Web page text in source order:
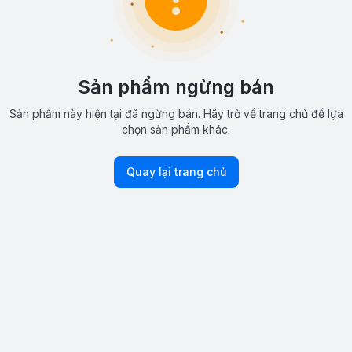
Sản phẩm ngừng bán
Sản phẩm này hiện tại đã ngừng bán. Hãy trở về trang chủ để lựa
chọn sản phẩm khác.
Quay lại trang chủ